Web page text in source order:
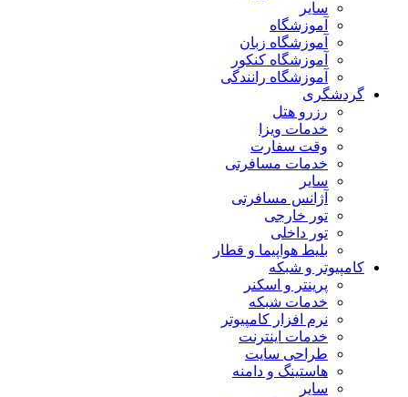
آموزشگاه
آموزشگاه زبان
آموزشگاه کنکور
آموزشگاه رانندگی
رزرو هتل
خدمات ویزا
وقت سفارت
خدمات مسافرتی
آژانس مسافرتی
تور خارجی
تور داخلی
بلیط هواپیما و قطار
و شبکه
پرینتر و اسکنر
خدمات شبکه
نرم افزار کامپیوتر
خدمات اینترنت
طراحی سایت
هاستینگ و دامنه